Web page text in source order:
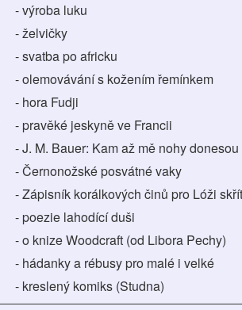
- výroba luku
- želvičky
- svatba po africku
- olemovávání s kožením řemínkem
- hora Fudji
- pravěké jeskyně ve Francii
- J. M. Bauer: Kam až mě nohy donesou
- Černonožské posvátné vaky
- Zápisník korálkových činů pro Lóži
- poezie lahodící duši
- o knize Woodcraft (od Libora Pechy)
- hádanky a rébusy pro malé i velké
- kreslený komiks (Studna)